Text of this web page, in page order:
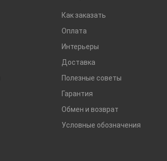
Как заказать
Оплата
Интерьеры
Доставка
Полезные советы
Гарантия
Обмен и возврат
Условные обозначения